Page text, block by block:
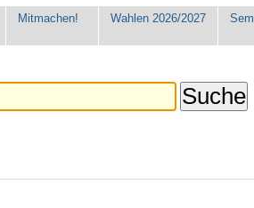
Mitmachen! Wahlen 2026/2027